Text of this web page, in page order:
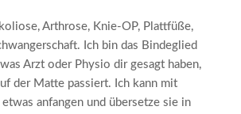
Arthrose, Knie-OP, Plattfüße,
Ich bin das Bindeglied
Arzt oder Physio dir gesagt haben,
der Matte passiert. Ich kann mit
anfangen und übersetze sie in